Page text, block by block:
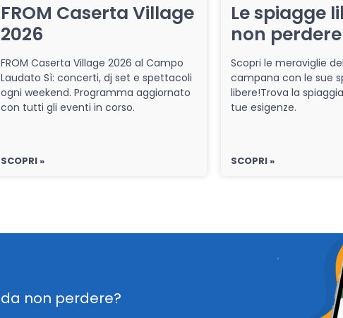
FROM Caserta Village
2026
FROM Caserta Village 2026 al Campo
Laudato Sì: concerti, dj set e spettacoli
ogni weekend. Programma aggiornato
con tutti gli eventi in corso.
SCOPRI »
Le spiagge
non perdere
Scopri le meraviglie
campana con le sue
libere!Trova la
tue esigenze.
SCOPRI »
da non perdere?